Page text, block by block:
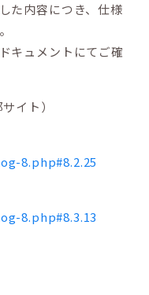
た内容につき、仕様
キュメントにてご確
イト）
8.php#8.2.25
8.php#8.3.13